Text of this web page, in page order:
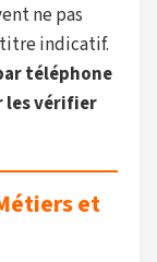
ne pas
indicatif.
téléphone
les vérifier
et